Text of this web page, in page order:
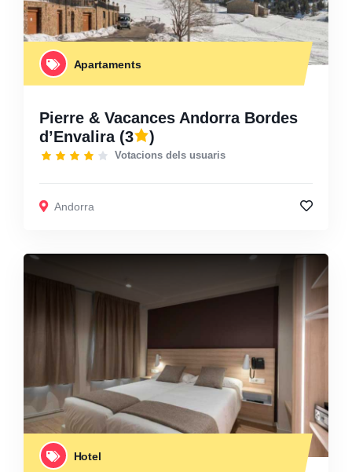
Apartaments
Pierre & Vacances Andorra Bordes
d’Envalira(3 )
Votacions dels usuaris
Andorra
Hotel